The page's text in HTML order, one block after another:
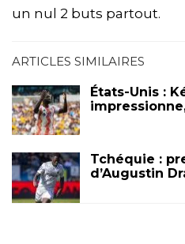
un nul 2 buts partout.
ARTICLES SIMILAIRES
États-Unis :
Tchéquie :
d’Augustin